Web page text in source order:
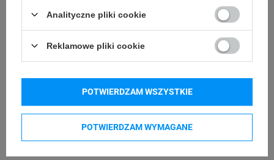
Analityczne pliki cookie
Reklamowe pliki cookie
POTWIERDZAM WYMAGANE
POTWIERDZAM WSZYSTKIE